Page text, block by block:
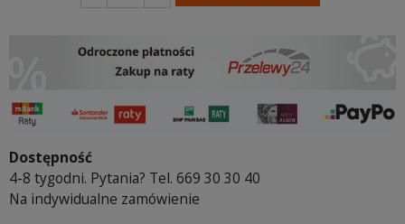
Dostępność
4-8 tygodni. Pytania? Tel. 669 30 30 40
Na indywidualne zamówienie